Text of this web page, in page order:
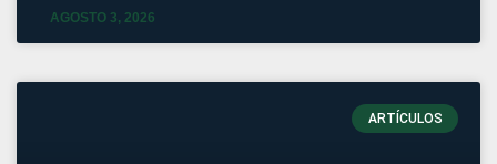
AGOSTO 3, 2026
ARTÍCULOS